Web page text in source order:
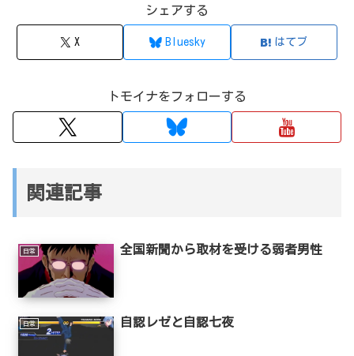
シェアする
X Bluesky はてブ
トモイナをフォローする
関連記事
日常 全国新聞から取材を受ける弱者男性
日常 自認レゼと自認七夜